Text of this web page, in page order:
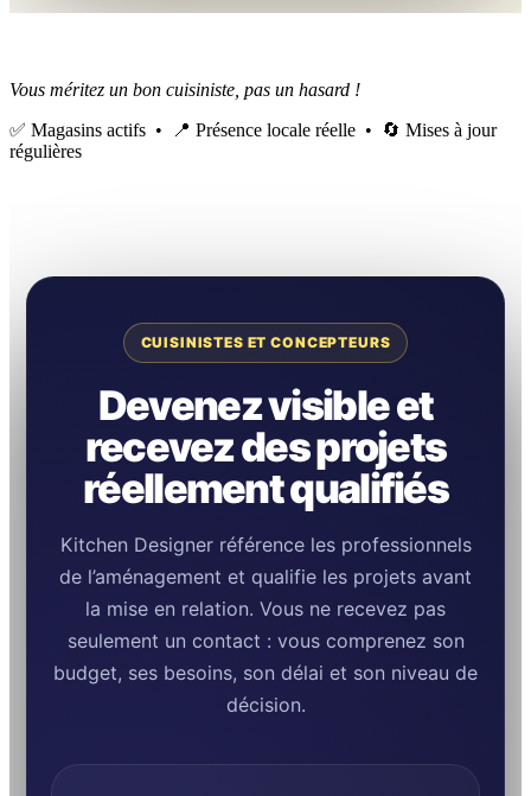
Vous méritez un bon cuisiniste, pas un hasard !
✅ Magasins actifs • 📍 Présence locale réelle • 🔄 Mises à jour
régulières
CUISINISTES ET CONCEPTEURS
Devenez visible et
recevez des projets
réellement qualifiés
Kitchen Designer référence les professionnels
de l’aménagement et qualifie les projets avant
la mise en relation. Vous ne recevez pas
seulement un contact : vous comprenez son
budget, ses besoins, son délai et son niveau de
décision.